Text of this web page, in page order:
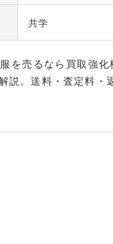
共学
を売るなら買取強
説。送料・査定料・